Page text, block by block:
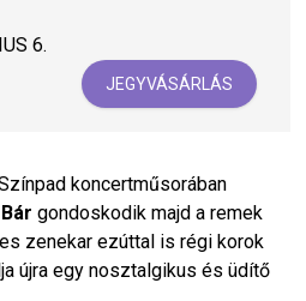
6.
JEGYVÁSÁRLÁS
koncertműsorában
gondoskodik majd a remek
zenekar ezúttal is régi korok
újra egy nosztalgikus és üdítő